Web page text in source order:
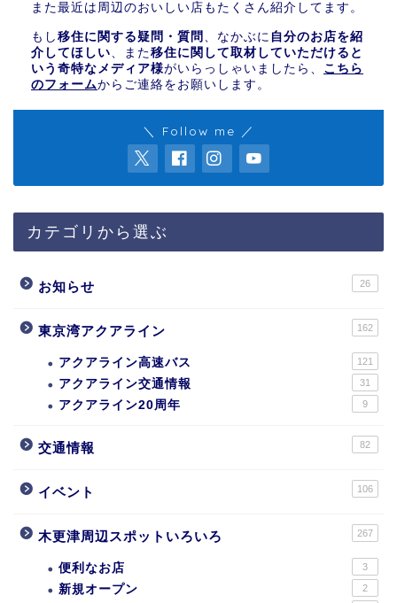
また最近は周辺のおいしい店もたくさん紹介してます。
もし 移住に関する疑問・質問 、なかぶに 自分のお店を紹
介してほしい、また移住に関して取材していただけると
いう奇特なメディア様がいらっしゃいましたら、 こちら
のフォームからご連絡をお願いします。
＼ Follow me ／
カテゴリから選ぶ
お知らせ 26
東京湾アクアライン 162
アクアライン高速バス 121
アクアライン交通情報 31
アクアライン20周年 9
交通情報 82
イベント 106
木更津周辺スポットいろいろ 267
便利なお店 3
新規オープン 2